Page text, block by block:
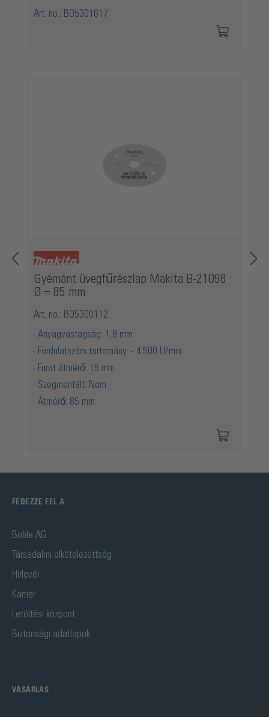
Art. no.: BO5301617
Gyémánt üvegfűrészlap Makita B-21098
Ø = 85 mm
Art. no.: BO5300112
Anyagvastagság: 1,8 mm
Fordulatszám tartomány: - 4.500 U/min
Furat átmérő: 15 mm
Szegmentált: Nem
Átmérő: 85 mm
FEDEZZE FEL A
Bohle AG
Társadalmi elkötelezettség
Hírlevél
Karrier
Letöltési központ
Biztonsági adatlapok
VÁSÁRLÁS